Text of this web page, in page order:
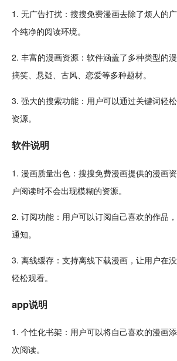
1. 无广告打扰：搜搜免费漫画去除了烦人的
个纯净的阅读环境。
2. 丰富的漫画资源：软件涵盖了多种类型的
搞笑
悬疑 古风 恋爱等多种题材。
3. 强大的搜索功能：用户可以通过关键词轻
资源。
软件说明
1. 漫画质量出色：搜搜免费漫画提供的漫画
户阅读时不会出现模糊的资源。
2. 订阅功能：用户可以订阅自己喜欢的作品
通知。
3. 离线缓存：支持离线下载漫画，让用户在
轻松观看。
app说明
1. 个性化书架：用户可以将自己喜欢的漫画
次阅读。